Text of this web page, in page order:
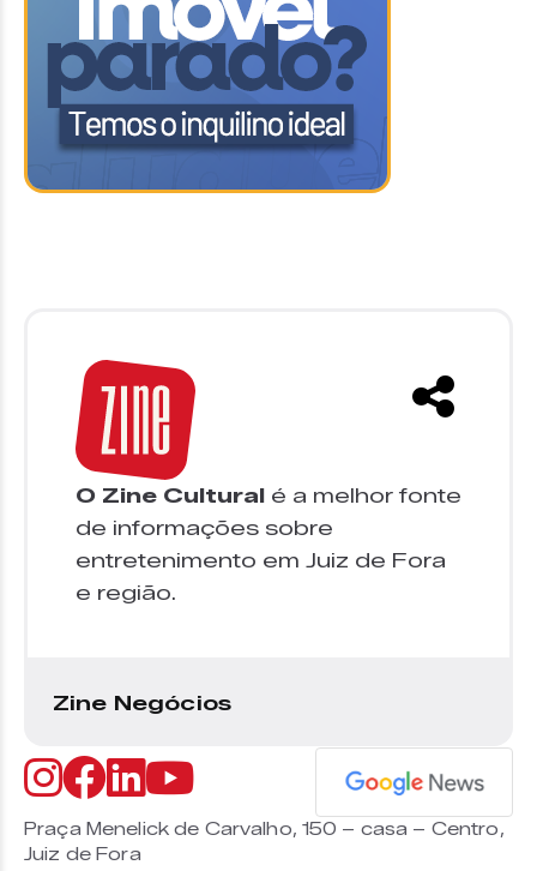
O Zine Cultural é a melhor fonte
de informações sobre
entretenimento em Juiz de Fora
e região.
Zine Negócios
Praça Menelick de Carvalho, 150 – casa – Centro,
Juiz de Fora